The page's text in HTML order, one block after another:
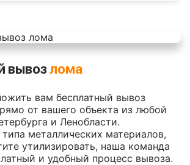
вывозлома
вам бесплатный вывоз
от вашего объекта из любой
и Ленобласти.
металлических материалов,
утилизировать, наша команда
и удобный процесс вывоза.